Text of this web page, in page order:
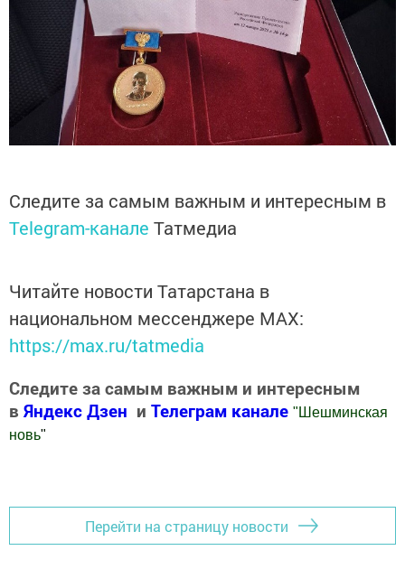
Следите за самым важным и интересным в
Telegram-канале Татмедиа
Читайте новости Татарстана в
национальном мессенджере MАХ:
https://max.ru/tatmedia
Следите за самым важным и интересным
в Яндекс Дзен и Телеграм канале " Шешминская
новь"
Перейти на страницу новости